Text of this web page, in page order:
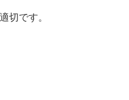
切です。